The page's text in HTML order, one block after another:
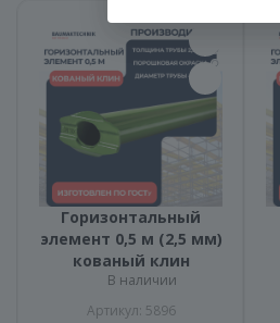
Горизонтальный
элемент 0,5 м (2,5 мм)
кованый клин
В наличии
Артикул: 5896